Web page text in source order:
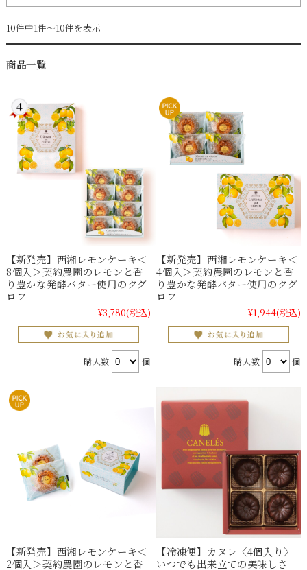
10件中1件～10件を表示
商品一覧
【新発売】西湘レモンケーキ＜
8個入＞契約農園のレモンと香
り豊かな発酵バター使用のクグ
ロフ
¥3,780(税込)
購入数 個
【新発売】西湘レモンケーキ＜
4個入＞契約農園のレモンと香
り豊かな発酵バター使用のクグ
ロフ
¥1,944(税込)
購入数 個
【新発売】西湘レモンケーキ＜
2個入＞契約農園のレモンと香
【冷凍便】カヌレ〈4個入り〉
いつでも出来立ての美味しさ